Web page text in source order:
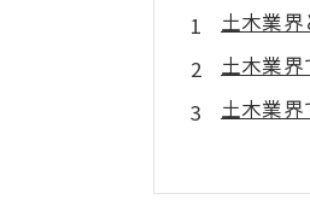
土木業界
土木業界
土木業
土木業
土木業